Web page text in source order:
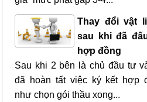
Thay đổi vật
sau khi đã
hợp đồng
Sau khi 2 bên là chủ đầu tư
đã hoàn tất việc ký kết hợp
như chọn gói thầu xong...